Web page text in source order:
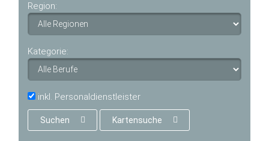
Region:
Kategorie:
inkl. Personaldienstleister
Suchen Kartensuche